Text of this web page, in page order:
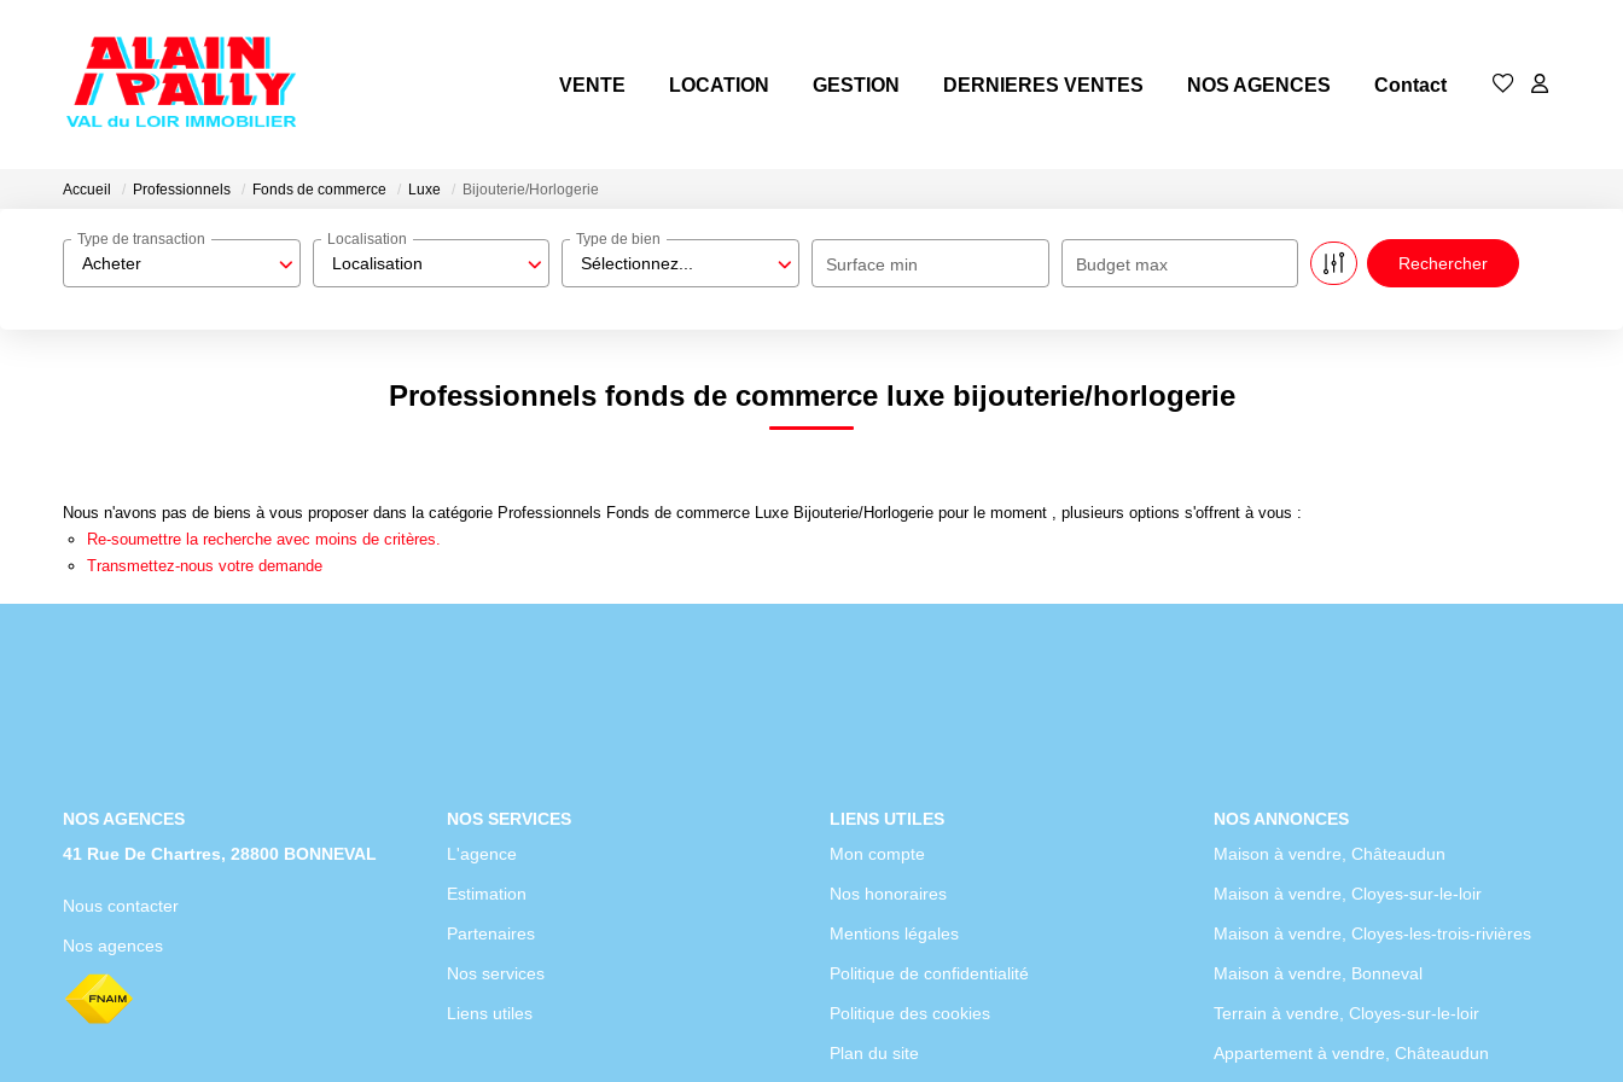
VENTE LOCATION GESTION DERNIERES VENTES NOS AGENCES Contact
Accueil Professionnels Fonds de commerce Luxe Bijouterie/Horlogerie
Acheter
Type de transaction
Localisation
Localisation
Sélectionnez...
Type de bien
Surface min Budget max
Professionnels fonds de commerce luxe bijouterie/horlogerie
Nous n'avons pas de biens à vous proposer dans la catégorie Professionnels Fonds de commerce Luxe Bijouterie/Horlogerie pour le moment , plusieurs options s'offrent à vous :
Re-soumettre la recherche avec moins de critères.
Transmettez-nous votre demande
NOS AGENCES
41 Rue De Chartres, 28800 BONNEVAL
Nous contacter
Nos agences
NOS SERVICES
L'agence
Estimation
Partenaires
Nos services
Liens utiles
LIENS UTILES
Mon compte
Nos honoraires
Mentions légales
Politique de confidentialité
Politique des cookies
Plan du site
NOS ANNONCES
Maison à vendre, Châteaudun
Maison à vendre, Cloyes-sur-le-loir
Maison à vendre, Cloyes-les-trois-rivières
Maison à vendre, Bonneval
Terrain à vendre, Cloyes-sur-le-loir
Appartement à vendre, Châteaudun